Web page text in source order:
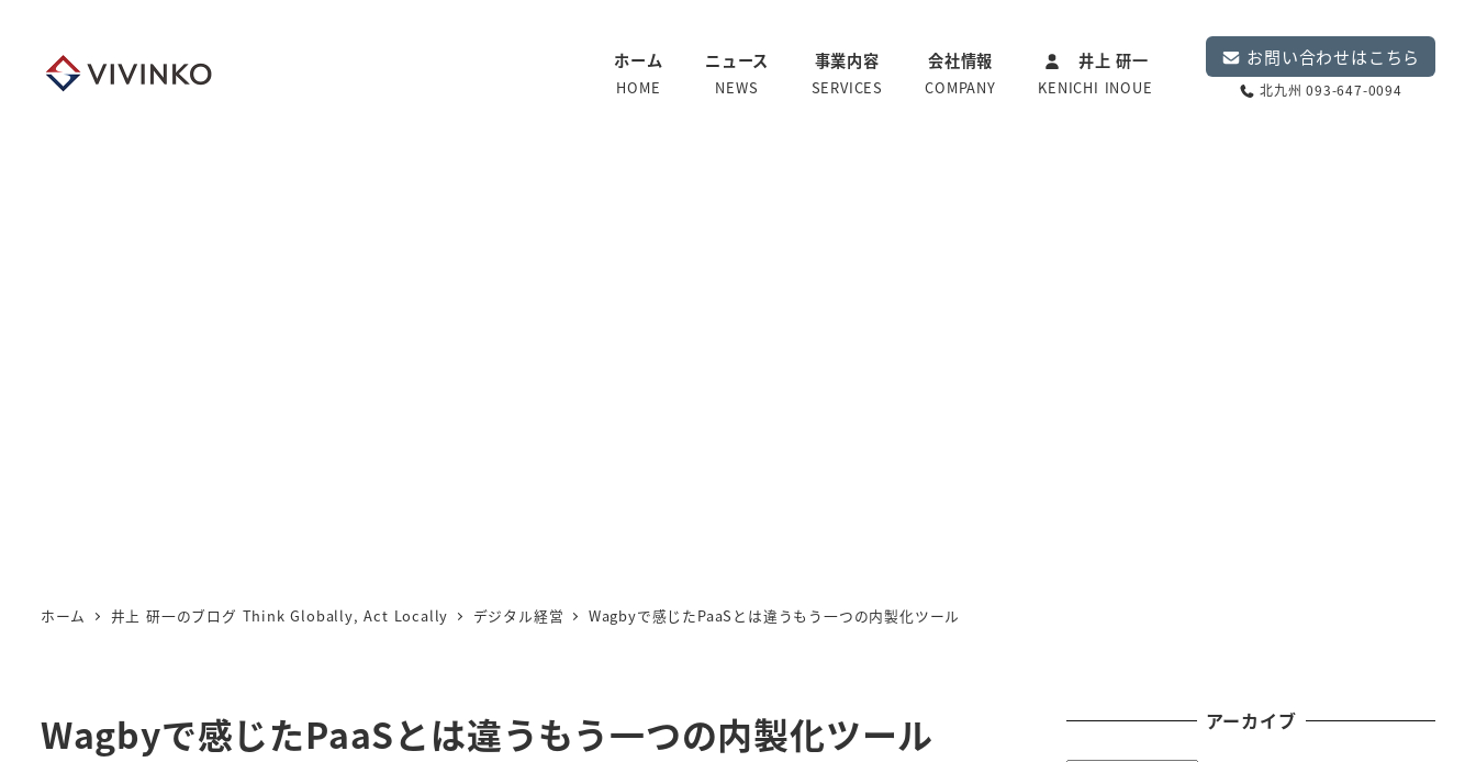
ホーム
HOME
ニュース
NEWS
事業内容
SERVICES
会社情報
COMPANY
井上 研一
KENICHI INOUE
お問い合わせはこちら
北九州 093-647-0094
ホーム 井上 研一のブログ Think Globally, Act Locally デジタル経営 Wagbyで感じたPaaSとは違うもう一つの内製化ツール
Wagbyで感じたPaaSとは違うもう一つの内製化ツール アーカイブ